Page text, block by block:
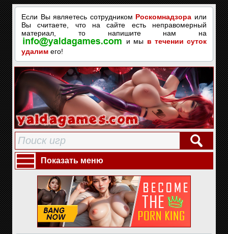
Если Вы являетесь сотрудником Роскомнадзора или
Вы считаете, что на сайте есть неправомерный
материал, то напишите нам на
и мы в течении суток
удалим его!
Показать меню